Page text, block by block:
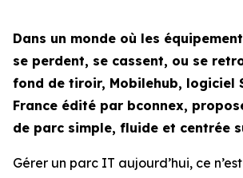
Dans un monde où les
se perdent, se cassent, ou se
fond de tiroir, Mobilehub, logiciel
France édité par bconnex,
de parc simple, fluide et centrée
Gérer un parc IT aujourd’hui, ce